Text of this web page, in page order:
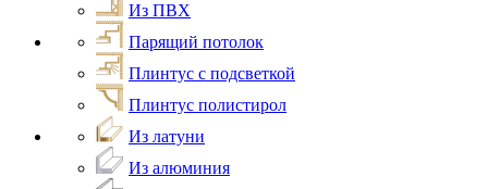
Из ПВХ
Парящий потолок
Плинтус с подсветкой
Плинтус полистирол
Из латуни
Из алюминия